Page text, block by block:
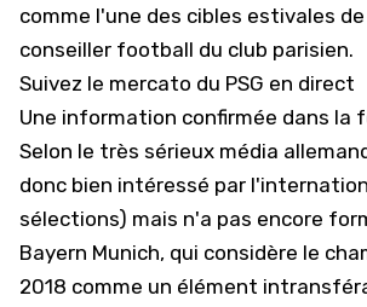
comme l'une des cibles estivales de
conseiller football du club parisien.
Suivez le mercato du PSG en direct
Une information confirmée dans la
Selon le très sérieux média
donc bien intéressé par
sélections) mais n'a pas encore
Bayern Munich, qui considère le
2018 comme un élément